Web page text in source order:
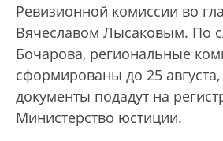
Ревизионной комиссии во
Вячеславом Лысаковым. По
Бочарова, региональные
сформированы до 25
документы подадут на
Министерство юстиции.